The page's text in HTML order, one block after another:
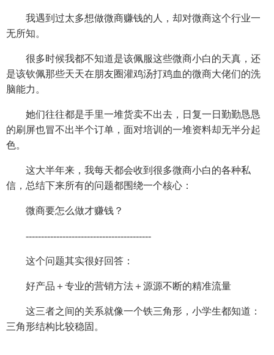
我遇到过太多想做微商赚钱的人，却对微商这个行业一
无所知。
很多时候我都不知道是该佩服这些微商小白的天真，还
是该钦佩那些天天在朋友圈灌鸡汤打鸡血的微商大佬们的洗
脑能力。
她们往往都是手里一堆货卖不出去，日复一日勤勤恳恳
的刷屏也冒不出半个订单，面对培训的一堆资料却无半分起
色。
这大半年来，我每天都会收到很多微商小白的各种私
信，总结下来所有的问题都围绕一个核心：
微商要怎么做才赚钱？
-----------------------------------------
这个问题其实很好回答：
好产品＋专业的营销方法＋源源不断的精准流量
这三者之间的关系就像一个铁三角形，小学生都知道：
三角形结构比较稳固。